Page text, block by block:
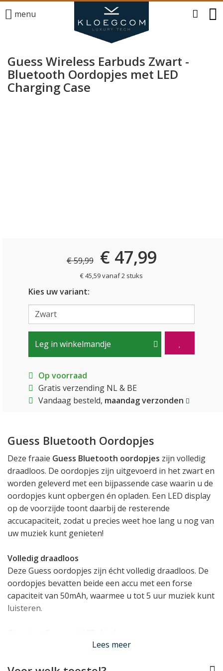
menu
Guess Wireless Earbuds Zwart -
Bluetooth Oordopjes met LED
Charging Case
€ 59,99 € 47,99
€ 45,59 vanaf 2 stuks
Kies uw variant:
Leg in winkelmandje
Op voorraad
Gratis verzending NL & BE
Vandaag besteld, maandag verzonden
Guess Bluetooth Oordopjes
Deze fraaie Guess Bluetooth oordopjes zijn volledig
draadloos. De oordopjes zijn uitgevoerd in het zwart en
worden geleverd met een bijpassende case waarin u de
oordopjes kunt opbergen én opladen. Een LED display
op de voorzijde toont daarbij de resterende
accucapaciteit, zodat u precies weet hoe lang u nog van
uw muziek kunt genieten!
Volledig draadloos
Deze Guess oordopjes zijn écht volledig draadloos. De
oordopjes bevatten beide een accu met een forse
capaciteit van 50mAh, waarmee u tot 5 uur muziek kunt
luisteren.
Zijn uw Guess Bluetooth oordopjes leeg? Dan kunt u ze
Lees meer